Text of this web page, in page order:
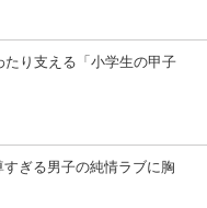
たり支える「小学生の甲子
ぎる男子の純情ラブに胸